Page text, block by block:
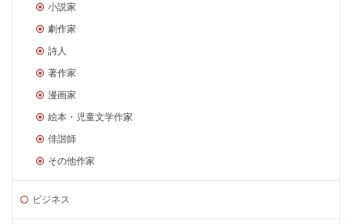
小説家
劇作家
詩人
著作家
漫画家
絵本・児童文学作家
俳諧師
その他作家
ビジネス